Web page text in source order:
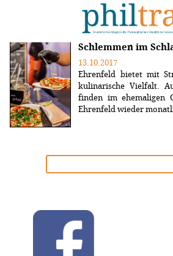
Weitere Artikel zum Thema "Street
Schlemmen im
13.10.2017
Ehrenfeld bietet mit
kulinarische Vielfalt.
finden im ehemaligen
Ehrenfeld wieder
Suchen